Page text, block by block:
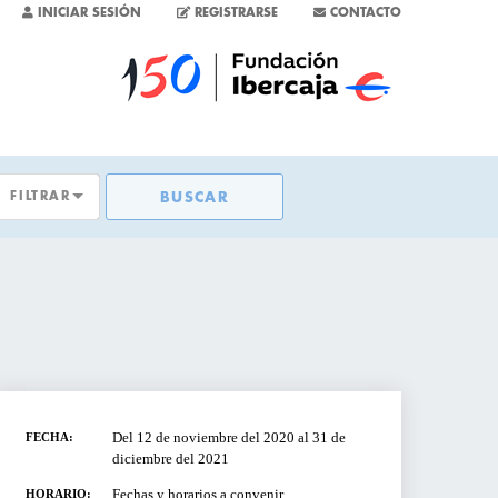
INICIAR SESIÓN REGISTRARSE CONTACTO
FILTRAR BUSCAR
FECHA:
Del 12 de noviembre del 2020 al 31 de
diciembre del 2021
HORARIO: Fechas y horarios a convenir